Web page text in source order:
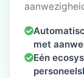
met
Eén